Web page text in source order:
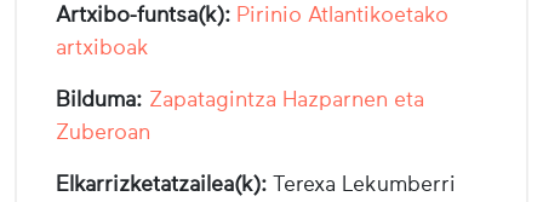
Artxibo-funtsa(k): Pirinio Atlantikoetako
artxiboak
Bilduma: Zapatagintza Hazparnen eta
Zuberoan
Elkarrizketatzailea(k): Terexa Lekumberri